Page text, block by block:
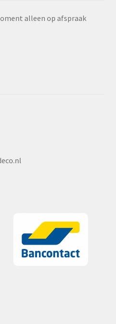
alleen op afspraak